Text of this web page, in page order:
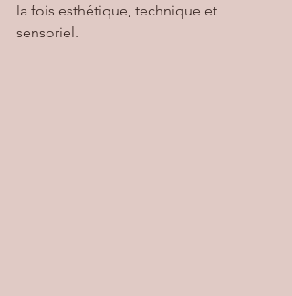
la fois esthétique, technique et
sensoriel.